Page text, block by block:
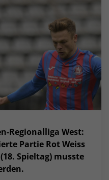
Regionalliga West:
Partie Rot Weiss
Spieltag) musste